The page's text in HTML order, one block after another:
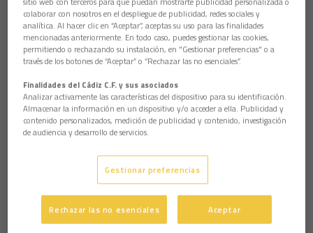
El vicepresidente del Club, Rafael Contreras, ha indicado que e
convenio colectivo“es un paso muy importantepara ambas
partes, que permitirá continuaren la senda del crecimiento de
club quetambién quiere ser un referente en las relaciones
Manuel Bienvenido, delegado sindical de Autonomía Obrera,
presente en la firma del convenio, ha señalado que “es un
convenio histórico para la familia del Cádiz CF, tanto para la
empresa como para los trabajadores, que simplifica la realidad
aplicación y que ahora refleja todas las realidades existentes”.
Bienvenido ha subrayado que “ahora se abre una puerta para
que tanto la empresa como los trabajadores desarrollen el
convenio sin depender de uno estatal y, de esta forma, sean
ellos quienes decidan su presente y su futuro”.
colaborar con nosotros en el despliegue de publicidad, redes sociales y
analítica. Al hacer clic en “Aceptar”, aceptas su uso para las finalidades
mencionadas anteriormente. En todo caso, puedes gestionar las cookies,
permitiendo o rechazando su instalación, en "Gestionar preferencias" o a
través de los botones de “Aceptar” o “Rechazar las no esenciales”.
Finalidades del Cádiz C.F. y sus asociados
Analizar activamente las características del dispositivo para su identificación.
Almacenar la información en un dispositivo y/o acceder a ella. Publicidad y
contenido personalizados, medición de publicidad y contenido, investigación
de audiencia y desarrollo de servicios.
Gestionar preferencias
Rechazar las no esenciales Aceptar